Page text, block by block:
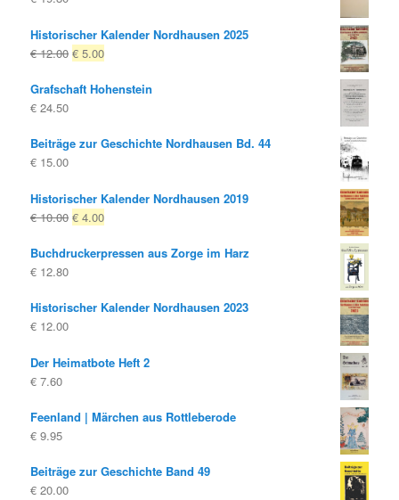
Historischer Kalender Nordhausen 2025
€12.00 Ursprünglicher
war:
€ 5.00Aktueller
ist:
Grafschaft Hohenstein
€ 24.50
Beiträge zur Geschichte Nordhausen Bd. 44
€ 15.00
Historischer Kalender Nordhausen 2019
€10.00 Ursprünglicher
war:
€ 4.00Aktueller
ist:
Buchdruckerpressen aus Zorge im Harz
€ 12.80
Historischer Kalender Nordhausen 2023
€ 12.00
Der Heimatbote Heft 2
€ 7.60
Feenland | Märchen aus Rottleberode
€ 9.95
Beiträge zur Geschichte Band 49
€ 20.00